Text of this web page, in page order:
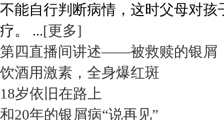
不能自行判断病情，这时父母对
疗。 ...[更多]
第四直播间讲述——被救赎的银屑
饮酒用激素，全身爆红斑
18岁依旧在路上
和20年的银屑病“说再见”